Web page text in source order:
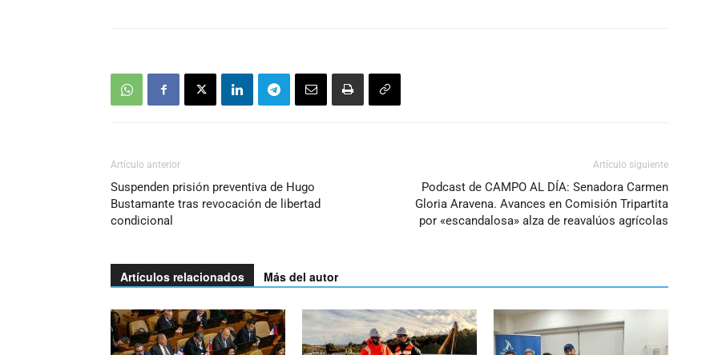
Artículo anterior
Suspenden prisión preventiva de Hugo
Bustamante tras revocación de libertad
condicional
Artículo siguiente
Podcast de CAMPO AL DÍA: Senadora Carmen
Gloria Aravena. Avances en Comisión Tripartita
por «escandalosa» alza de reavalúos agrícolas
Artículos relacionados Más del autor